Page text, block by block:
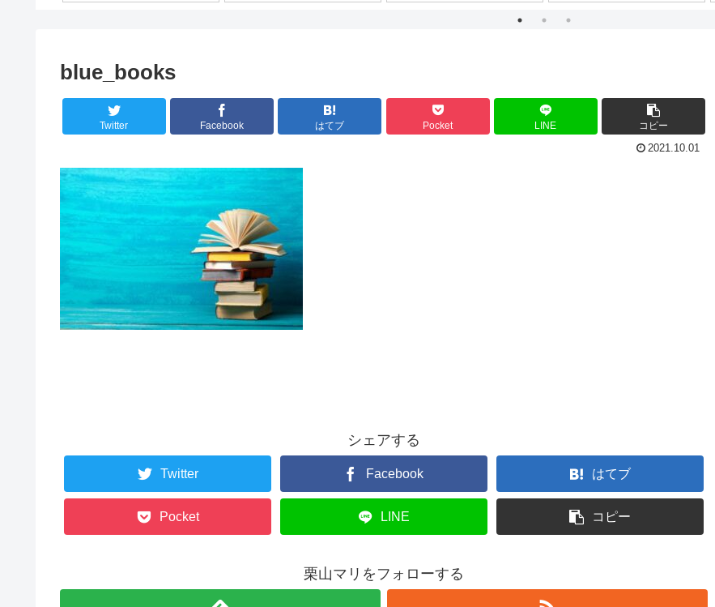
blue_books
Twitter Facebook はてブ Pocket LINE コピー
2021.10.01
シェアする
Twitter Facebook はてブ
Pocket LINE コピー
栗山マリをフォローする